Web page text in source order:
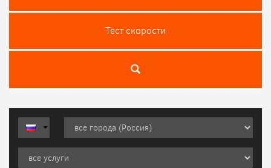
Тест скороcти